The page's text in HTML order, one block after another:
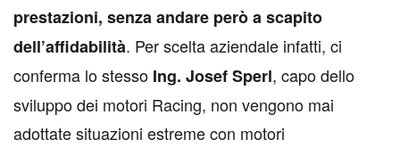
prestazioni, senza andare però a scapito
dell’affidabilità. Per scelta aziendale infatti, ci
conferma lo stesso Ing. Josef Sperl, capo dello
sviluppo dei motori Racing, non vengono mai
adottate situazioni estreme con motori